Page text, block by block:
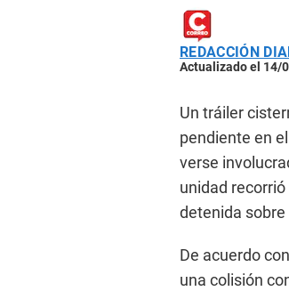
REDACCIÓN
Actualizado el 14/
Un tráiler
pendiente en el
verse
unidad
detenida sobre
De acuerdo
una colisión